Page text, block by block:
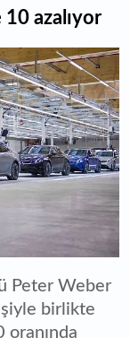
azalıyor
Peter Weber
birlikte